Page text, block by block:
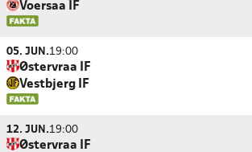
Voersaa IF
05. JUN.19:00
Østervraa IF
Vestbjerg IF
12. JUN.19:00
Østervraa IF